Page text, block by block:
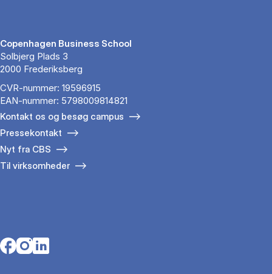
Copenhagen Business School
Solbjerg Plads 3
2000 Frederiksberg
CVR-nummer: 19596915
EAN-nummer: 5798009814821
Kontakt os og besøg campus
Pressekontakt
Nyt fra CBS
Til virksomheder
Opens in a new tab
Opens in a new tab
Opens in a new tab